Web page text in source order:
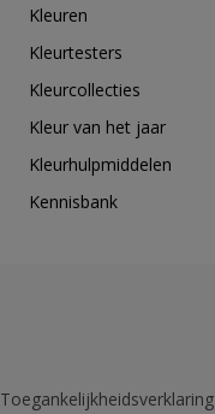
Kleuren
Kleurtesters
Kleurcollecties
Kleur van het jaar
Kleurhulpmiddelen
Kennisbank
Toegankelijkheidsverklaring